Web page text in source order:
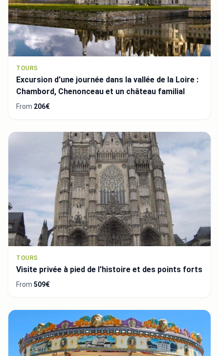
TOURS
Excursion d'une journée dans la vallée de la Loire :
Chambord, Chenonceau et un château familial
From 206€
TOURS
Visite privée à pied de l'histoire et des points forts
From 509€